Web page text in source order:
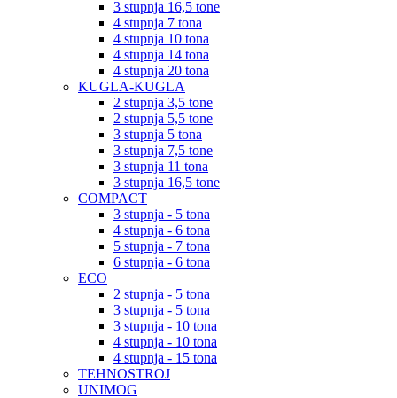
3 stupnja 16,5 tone
4 stupnja 7 tona
4 stupnja 10 tona
4 stupnja 14 tona
4 stupnja 20 tona
KUGLA-KUGLA
2 stupnja 3,5 tone
2 stupnja 5,5 tone
3 stupnja 5 tona
3 stupnja 7,5 tone
3 stupnja 11 tona
3 stupnja 16,5 tone
COMPACT
3 stupnja - 5 tona
4 stupnja - 6 tona
5 stupnja - 7 tona
6 stupnja - 6 tona
ECO
2 stupnja - 5 tona
3 stupnja - 5 tona
3 stupnja - 10 tona
4 stupnja - 10 tona
4 stupnja - 15 tona
TEHNOSTROJ
UNIMOG